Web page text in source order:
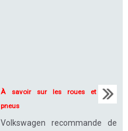
À savoir sur les roues et
pneus
Volkswagen recommande de